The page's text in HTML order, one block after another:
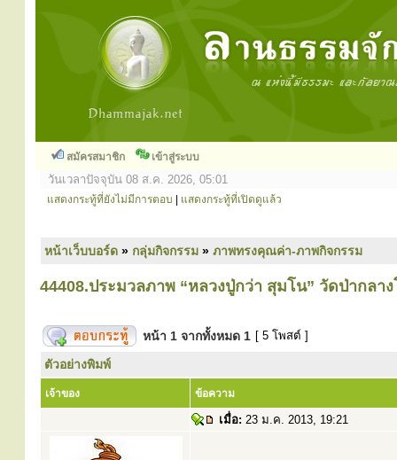
สมัครสมาชิก เข้าสู่ระบบ
วันเวลาปัจจุบัน 08 ส.ค. 2026, 05:01
แสดงกระทู้ที่ยังไม่มีการตอบ แสดงกระทู้ที่เปิดดูแล้ว
หน้าเว็บบอร์ด » กลุ่มกิจกรรม » ภาพทรงคุณค่า-ภาพกิจกรรม
44408.ประมวลภาพ “หลวงปู่กว่า สุมโน” วัดป่ากลา
หน้า 1 จากทั้งหมด 1 [ 5 โพสต์ ]
ตัวอย่างพิมพ์
เจ้าของ ข้อความ
เมื่อ: 23 ม.ค. 2013, 19:21